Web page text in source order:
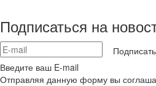
Подписаться на
Введите ваш E-mail
Отправляя данную форму вы